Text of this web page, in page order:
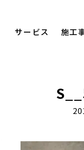
サービス 施工